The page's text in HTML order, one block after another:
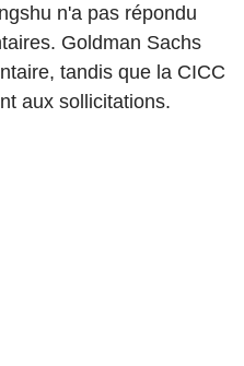
n'a pas répondu
Goldman Sachs
tandis que la CICC
aux sollicitations.